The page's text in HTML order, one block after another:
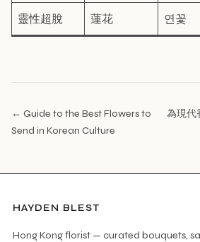
靈性超脫 蓮花 연꽃
← Guide to the Best Flowers to
Send in Korean Culture
為現代
HAYDEN BLEST
Hong Kong florist — curated bouquets,